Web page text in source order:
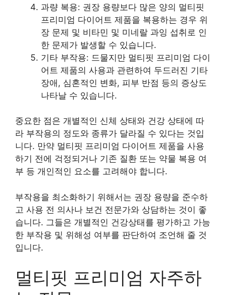
과량 복용: 권장 용량보다 많은 양의 멀티핏
프리미엄 다이어트 제품을 복용하는 경우 위
장 문제 및 비타민 및 미네랄 과잉 섭취로 인
한 문제가 발생할 수 있습니다.
기타 부작용: 드물지만 멀티핏 프리미엄 다이
어트 제품의 사용과 관련하여 두드러진 기타
장애, 심혼적인 변화, 피부 반점 등의 증상도
나타날 수 있습니다.
중요한 점은 개별적인 신체 상태와 건강 상태에 따
라 부작용의 정도와 종류가 달라질 수 있다는 것입
니다. 만약 멀티핏 프리미엄 다이어트 제품을 사용
하기 전에 걱정되거나 기존 질환 또는 약물 복용 여
부 등 개인적인 요소를 고려해야 합니다.
부작용을 최소화하기 위해서는 권장 용량을 준수하
고 사용 전 의사나 보건 전문가와 상담하는 것이 좋
습니다. 그들은 개별적인 건강상태를 평가하고 가능
한 부작용 및 위해성 여부를 판단하여 조언해 줄 것
입니다.
멀티핏 프리미엄 자주하